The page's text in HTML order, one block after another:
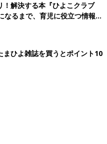
！解決する本『ひよこクラブ
るまで、育児に役立つ情報が
まひよ雑誌を買うとポイント10